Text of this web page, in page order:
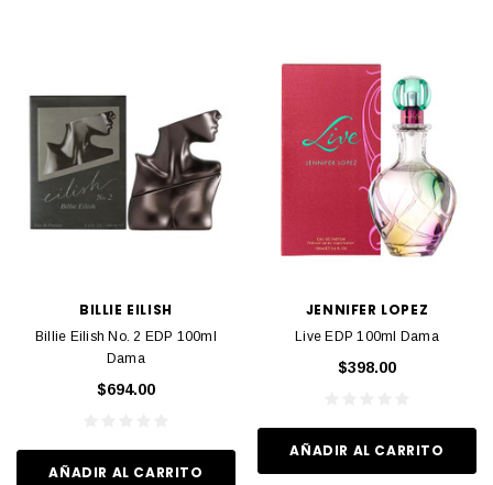
BILLIE EILISH
Billie Eilish No. 2 EDP 100ml
Dama
$694.00
AÑADIR AL CARRITO
JENNIFER LOPEZ
Live EDP 100ml Dama
$398.00
AÑADIR AL CARRITO